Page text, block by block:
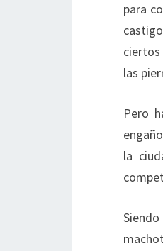
para
ciertos
las
Pero
la